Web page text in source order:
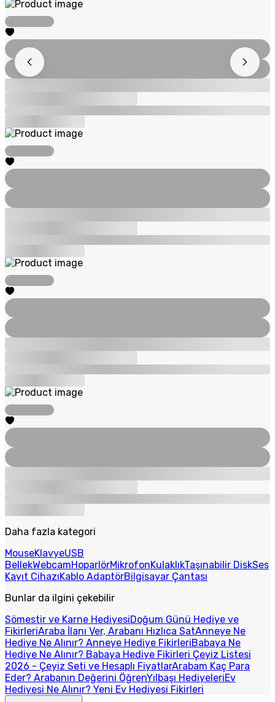
Daha fazla kategori
MouseKlavyeUSB
BellekWebcamHoparlörMikrofonKulaklıkTaşınabilir DiskSes
Kayıt CihazıKablo AdaptörBilgisayar Çantası
Bunlar da ilgini çekebilir
Sömestir ve Karne HediyesiDoğum Günü Hediye ve
FikirleriAraba İlanı Ver, Arabanı Hızlıca SatAnneye Ne
Hediye Ne Alınır? Anneye Hediye FikirleriBabaya Ne
Hediye Ne Alınır? Babaya Hediye Fikirleri Çeyiz Listesi
2026 - Çeyiz Seti ve Hesaplı FiyatlarArabam Kaç Para
Eder? Arabanın Değerini ÖğrenYılbaşı HediyeleriEv
Hediyesi Ne Alınır? Yeni Ev Hediyesi Fikirleri